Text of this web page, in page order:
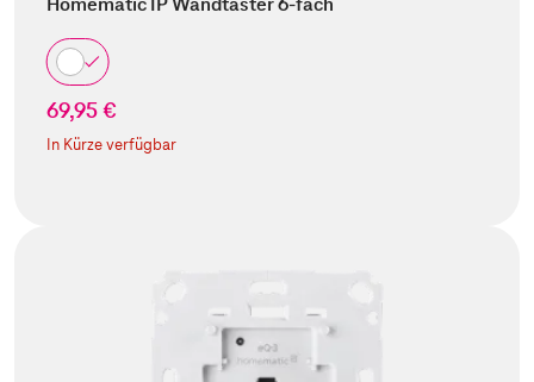
69,95 €
In Kürze verfügbar